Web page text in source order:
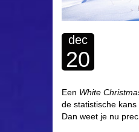
dec
20
Een White
de statistische
Dan weet je nu